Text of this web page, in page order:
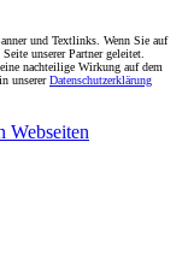
und Textlinks. Wenn Sie auf
unserer Partner geleitet.
nachteilige Wirkung auf dem
unsererDatenschutzerklärung
Webseiten